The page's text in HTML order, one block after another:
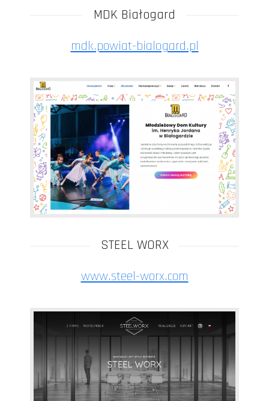
MDK Białogard
mdk.powiat-bialogard.pl
STEEL WORX
www.steel-worx.com